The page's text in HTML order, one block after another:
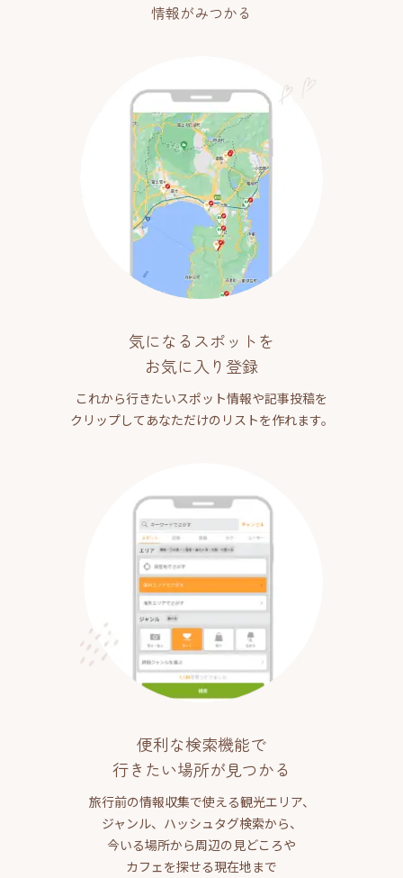
情報がみつかる
気になるスポットを
お気に入り登録
これから行きたいスポット情報や記事投稿を
クリップしてあなただけのリストを作れます。
便利な検索機能で
行きたい場所が見つかる
旅行前の情報収集で使える観光エリア、
ジャンル、ハッシュタグ検索から、
今いる場所から周辺の見どころや
カフェを探せる現在地まで